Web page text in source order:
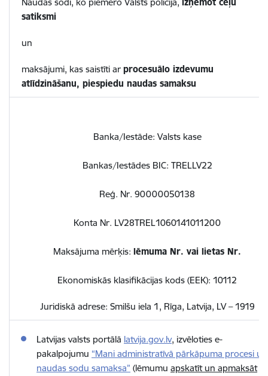
satiksmi
un
maksājumi, kas saistīti ar procesuālo izdevumu
atlīdzināšanu, piespiedu naudas samaksu
Banka/Iestāde: Valsts kase
Bankas/Iestādes BIC: TRELLV22
Reģ. Nr. 90000050138
Konta Nr. LV28TREL1060141011200
Maksājuma mērķis: lēmuma Nr. vai lietas Nr.
Ekonomiskās klasifikācijas kods (EEK): 10112
Juridiskā adrese: Smilšu iela 1, Rīga, Latvija, LV – 1919
Latvijas valsts portālā latvija.gov.lv, izvēloties e-
pakalpojumu “Mani administratīvā pārkāpuma procesi un
naudas sodu samaksa” (lēmumu apskatīt un apmaksāt